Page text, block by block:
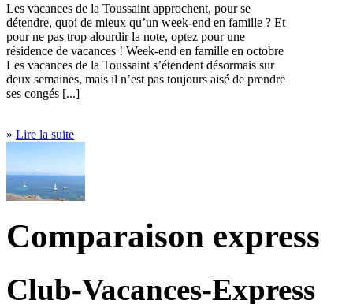
Les vacances de la Toussaint approchent, pour se
détendre, quoi de mieux qu’un week-end en famille ? Et
pour ne pas trop alourdir la note, optez pour une
résidence de vacances ! Week-end en famille en octobre
Les vacances de la Toussaint s’étendent désormais sur
deux semaines, mais il n’est pas toujours aisé de prendre
ses congés [...]
» Lire la suite
Comparaison express
Club-Vacances-Express